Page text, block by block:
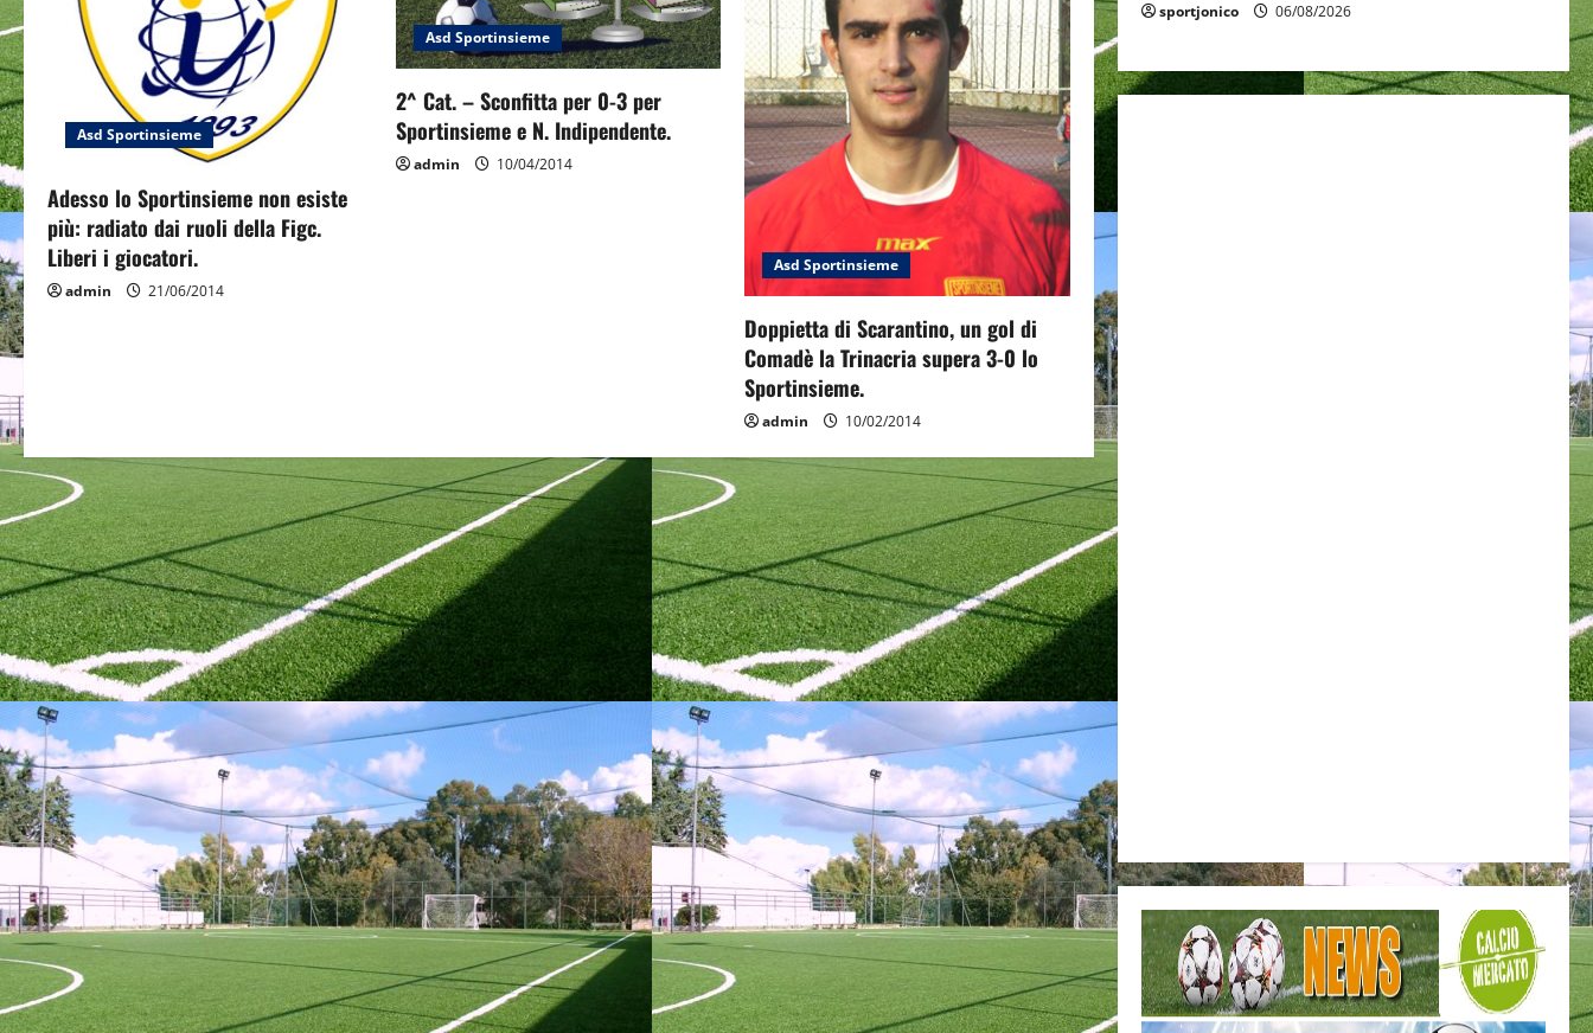
i
o
n
Asd Sportinsieme
Adesso lo Sportinsieme non esiste
più: radiato dai ruoli della Figc.
Liberi i giocatori.
admin 21/06/2014
Asd Sportinsieme
2^ Cat. – Sconfitta per 0-3 per
Sportinsieme e N. Indipendente.
admin 10/04/2014
Asd Sportinsieme
Doppietta di Scarantino, un gol di
Comadè la Trinacria supera 3-0 lo
Sportinsieme.
admin 10/02/2014
sportjonico 06/08/2026